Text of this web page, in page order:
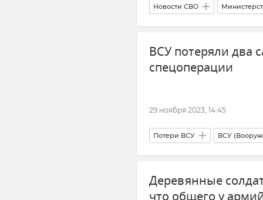
Новости СВО
ВСУ (Вооруженные силы
Херсонская область
Луганская Народная
ВСУ потеряли два
спецоперации
29 ноября 2023, 14:45
Потери ВСУ ВСУ
Министерство обороны РФ
Деревянные
что общего у